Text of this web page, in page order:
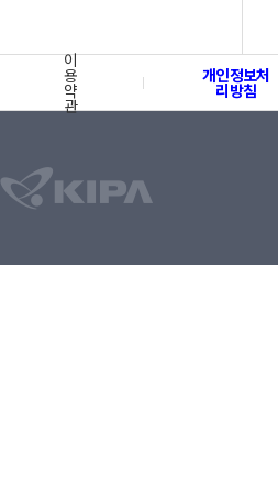
이
용
약
관
개인정보처
리방침